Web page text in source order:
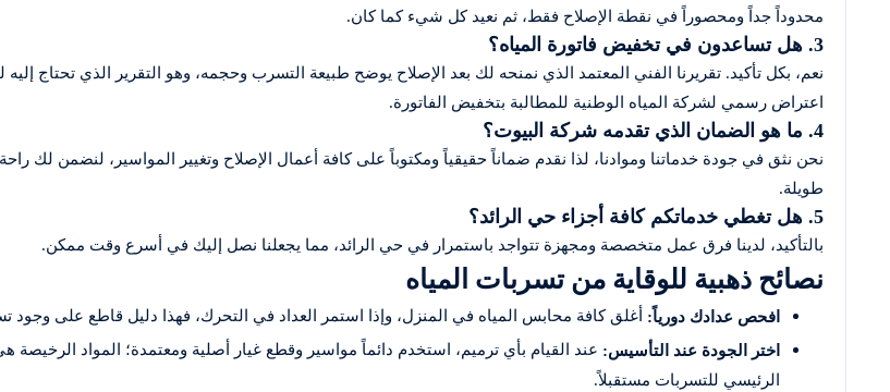
محدوداً جداً ومحصوراً في نقطة الإصلاح فقط، ثم نعيد كل شيء كما كان.
3. هل تساعدون في تخفيض فاتورة المياه؟
نعم، بكل تأكيد. تقريرنا الفني المعتمد الذي نمنحه لك بعد الإصلاح يوضح طبيعة التسرب وحجمه، وهو التقرير الذي تحتاج إليه
اعتراض رسمي لشركة المياه الوطنية للمطالبة بتخفيض الفاتورة.
4. ما هو الضمان الذي تقدمه شركة البيوت؟
نحن نثق في جودة خدماتنا وموادنا، لذا نقدم ضماناً حقيقياً ومكتوباً على كافة أعمال الإصلاح وتغيير المواسير، لنضمن لك
طويلة.
5. هل تغطي خدماتكم كافة أجزاء حي الرائد؟
بالتأكيد، لدينا فرق عمل متخصصة ومجهزة تتواجد باستمرار في حي الرائد، مما يجعلنا نصل إليك في أسرع وقت ممكن.
نصائح ذهبية للوقاية من تسربات المياه
افحص عدادك دورياً: أغلق كافة محابس المياه في المنزل، وإذا استمر العداد في التحرك، فهذا دليل قاطع على
اختر الجودة عند التأسيس: عند القيام بأي ترميم، استخدم دائماً مواسير وقطع غيار أصلية ومعتمدة؛ المواد الرخيصة
الرئيسي للتسربات مستقبلاً.